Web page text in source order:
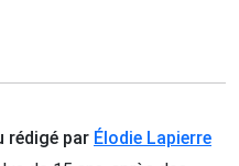
rédigé par Élodie Lapierre